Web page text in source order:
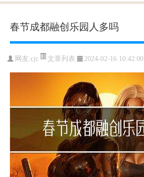
春节成都融创乐园人多吗
网友:cjc 文章列表 2024-02-16 10:42:00